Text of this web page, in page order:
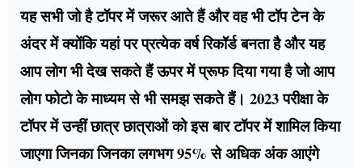
यह सभी जो है टॉपर में जरूर आते हैं और वह भी टॉप टेन के
अंदर में क्योंकि यहां पर प्रत्येक वर्ष रिकॉर्ड बनता है और यह
आप लोग भी देख सकते हैं ऊपर में प्रूफ दिया गया है जो आप
लोग फोटो के माध्यम से भी समझ सकते हैं। 2023 परीक्षा के
टॉपर में उन्हीं छात्र छात्राओं को इस बार टॉपर में शामिल किया
जाएगा जिनका जिनका लगभग 95% से अधिक अंक आएंगे